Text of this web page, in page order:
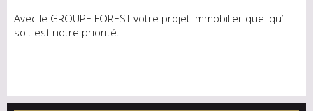
Avec le GROUPE FOREST votre projet immobilier quel qu’il
soit est notre priorité.